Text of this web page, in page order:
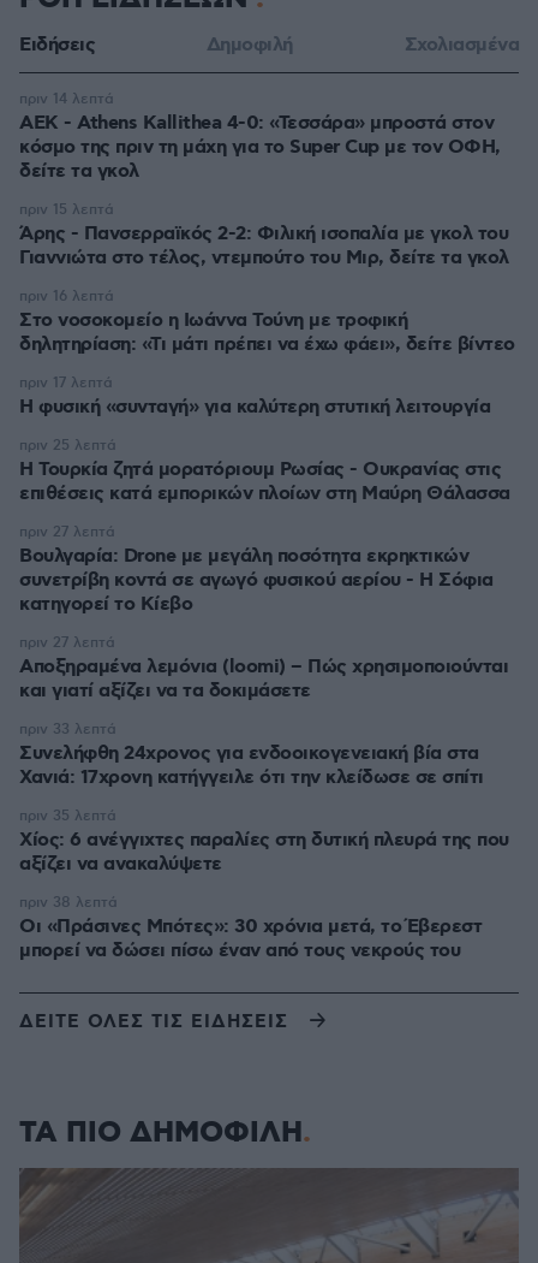
Ειδήσεις Δημοφιλή Σχολιασμένα
ΑΕΚ - Athens Kallithea 4-0: «Τεσσάρα» μπροστά στον
κόσμο της πριν τη μάχη για το Super Cup με τον ΟΦΗ,
δείτε τα γκολ
πριν 14 λεπτά
Άρης - Πανσερραϊκός 2-2: Φιλική ισοπαλία με γκολ του
Γιαννιώτα στο τέλος, ντεμπούτο του Μιρ, δείτε τα γκολ
πριν 15 λεπτά
Στο νοσοκομείο η Ιωάννα Τούνη με τροφική
δηλητηρίαση: «Τι μάτι πρέπει να έχω φάει», δείτε βίντεο
πριν 16 λεπτά
Η φυσική «συνταγή» για καλύτερη στυτική λειτουργία
πριν 17 λεπτά
Η Τουρκία ζητά μορατόριουμ Ρωσίας - Ουκρανίας στις
επιθέσεις κατά εμπορικών πλοίων στη Μαύρη Θάλασσα
πριν 25 λεπτά
Βουλγαρία: Drone με μεγάλη ποσότητα εκρηκτικών
συνετρίβη κοντά σε αγωγό φυσικού αερίου - Η Σόφια
κατηγορεί το Κίεβο
πριν 27 λεπτά
Αποξηραμένα λεμόνια (loomi) – Πώς χρησιμοποιούνται
και γιατί αξίζει να τα δοκιμάσετε
πριν 27 λεπτά
Συνελήφθη 24χρονος για ενδοοικογενειακή βία στα
Χανιά: 17χρονη κατήγγειλε ότι την κλείδωσε σε σπίτι
πριν 33 λεπτά
Χίος: 6 ανέγγιχτες παραλίες στη δυτική πλευρά της που
αξίζει να ανακαλύψετε
πριν 35 λεπτά
Οι «Πράσινες Μπότες»: 30 χρόνια μετά, το Έβερεστ
μπορεί να δώσει πίσω έναν από τους νεκρούς του
πριν 38 λεπτά
ΔΕΙΤΕ ΟΛΕΣ ΤΙΣ ΕΙΔΗΣΕΙΣ
ΤΑ ΠΙΟ ΔΗΜΟΦΙΛΗ